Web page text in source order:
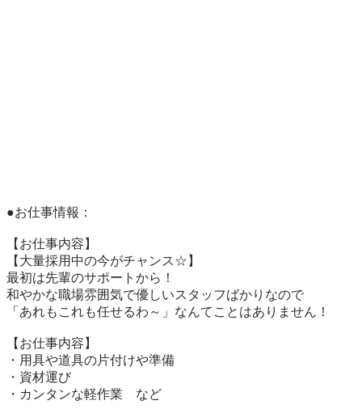
●お仕事情報：
【お仕事内容】
【大量採用中の今がチャンス☆】
最初は先輩のサポートから！
和やかな職場雰囲気で優しいスタッフばかりなので
「あれもこれも任せるわ～」なんてことはありません！
【お仕事内容】
・用具や道具の片付けや準備
・資材運び
・カンタンな軽作業　など